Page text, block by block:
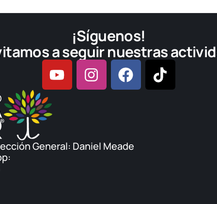
¡Síguenos!
a seguir nuestras
General: Daniel Meade